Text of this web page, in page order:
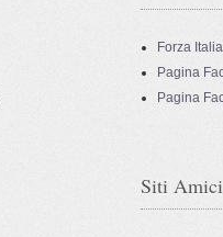
Forza
Pagina
Pagina
Siti Amici